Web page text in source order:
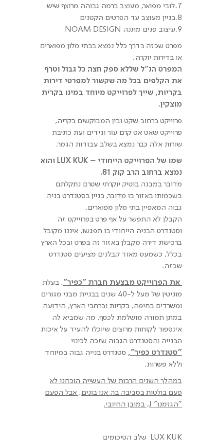
7.לובי מפואר, מעוצב ברמה גבוהה מרוצף שיש
8.בניין מעוצב עד הפרטים הקטנים
9.עיצוב פנים מתנה NOAM DESIGN
מפרט שכזה בדרך כלל נמצא בבתי מלון מפוארים
או בדירות יוקרה.
המפרט הנ"ל שללא ספק חצה כל גבול וטרף
את הקלפים בכל מה שקשור למפרטי דירות
בקריות, שייך לפרוייקט מיוחד במינו בקרית
מוצקין.
פרוייקט ברחוב שקט ובין המבוקשים בקריה,
פרוייקט שאט אט קרם עור וגידים ועת כתיבת
שורות אלה כבר נמצא בשלב עבודות הגמר.
שמו של הפרוייקט הייחודי – LUX KUK והוא
נמצא ברחוב הרב קוק 81.
מדובר במבנה בוטיק יוקרתי שטרם נתקלתם
בשכמותו באזור בו מדובר, בניין בסטנדרט בניה
גבוה המאפיין בתי מלון מפוארים.
הקבלן לא התפשר על אף פרט בפרוייקט זה
וסטנדרט הבניה הייחודי בו תפגשו, איננו מקובל
ברכישת דירה מקבלן באזור זה בפרט ובכל הארץ
בכלל, כשמעט מאוד קבלנים מציעים סטנדרט
שכזה.
את הפרוייקט מבצעת חברת "כפיר", בעלת
מוניטין של מעל ל-40 שנים בבניית מבני מגורים
ומשרדים בחיפה, בקריות וברחבי הארץ, הידועה
במתן תמורה מושלמת לכסף, מה שמביא לה
אינספור לקוחות מרוצים שיוכלו להעיד על איכות
הבנייה והסטנדרט הגבוה שזכה לכינוי
"סטנדרט כפיר", סטנדרט בנייה גבוה במיוחד
וללא פשרות.
במהלך השנים הרבות של העשייה הוכחנו לא
פעם בולטות בסביבה בה אנו בונים, אבל הפעם
"הגזמנו" J, במובן החיובי.
LUX KUK שלב הסיכומים